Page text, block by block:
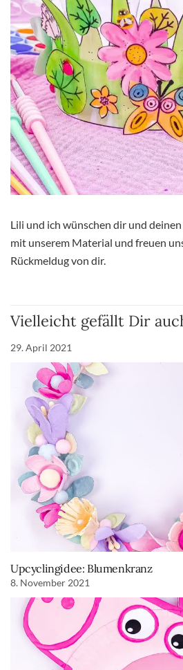
Lili und ich wünschen dir und
mit unserem Material und freuen
Rückmeldug von dir.
Vielleicht gefällt Dir
29. April 2021
Upcyclingidee: Blumenkranz
8. November 2021